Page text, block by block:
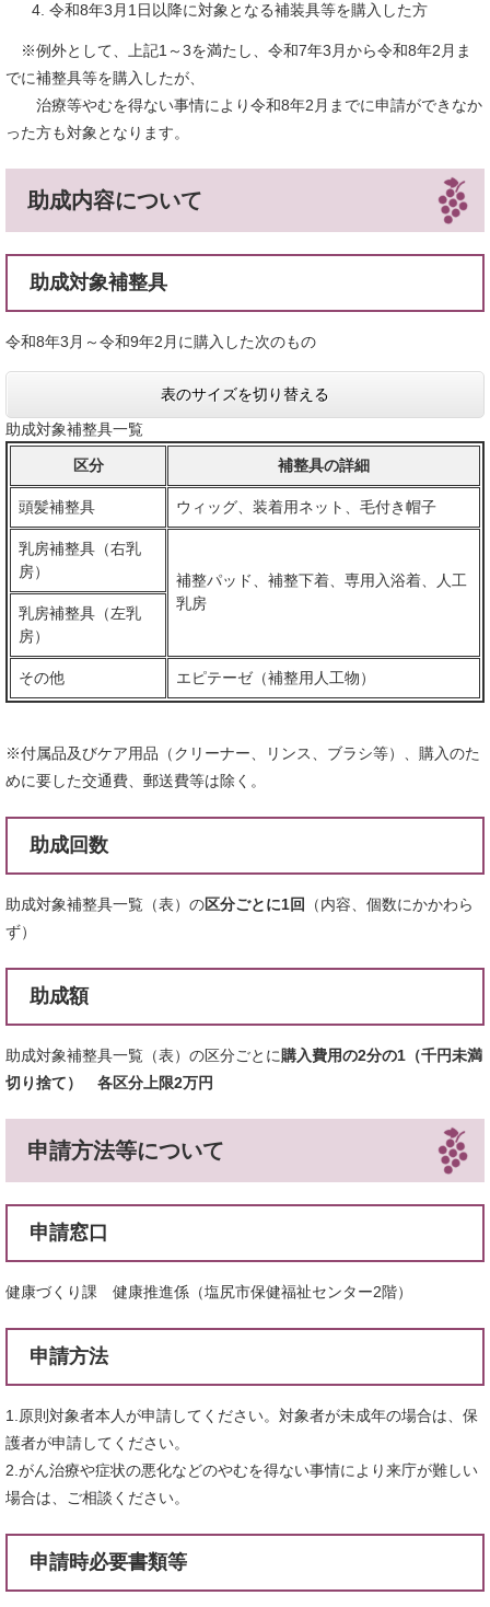
令和8年3月1日以降に対象となる補装具等を購入した方
※例外として、上記1～3を満たし、令和7年3月から令和8年2月ま
でに補整具等を購入したが、
治療等やむを得ない事情により令和8年2月までに申請ができなか
った方も対象となります。
助成内容について
助成対象補整具
令和8年3月～令和9年2月に購入した次のもの
表のサイズを切り替える
助成対象補整具一覧
区分 補整具の詳細
頭髪補整具 ウィッグ、装着用ネット、毛付き帽子
乳房補整具（右乳
房）
補整パッド、補整下着、専用入浴着、人工
乳房
乳房補整具（左乳
房）
その他 エピテーゼ（補整用人工物）
※付属品及びケア用品（クリーナー、リンス、ブラシ等）、購入のた
めに要した交通費、郵送費等は除く。
助成回数
助成対象補整具一覧（表）の区分ごとに1回
（内容、個数にかかわら
ず）
助成額
助成対象補整具一覧（表）の区分ごとに 購入費用の2分の1（千円未満
切り捨て） 各区分上限2万円
申請方法等について
申請窓口
健康づくり課 健康推進係（塩尻市保健福祉センター2階）
申請方法
1.原則対象者本人が申請してください。対象者が未成年の場合は、保
護者が申請してください。
2.がん治療や症状の悪化などのやむを得ない事情により来庁が難しい
場合は、ご相談ください。
申請時必要書類等